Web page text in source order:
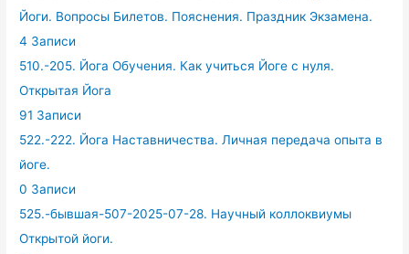
Йоги. Вопросы Билетов. Пояснения. Праздник Экзамена.
4 Записи
510.-205. Йога Обучения. Как учиться Йоге с нуля.
Открытая Йога
91 Записи
522.-222. Йога Наставничества. Личная передача опыта в
йоге.
0 Записи
525.-бывшая-507-2025-07-28. Научный коллоквиумы
Открытой йоги.